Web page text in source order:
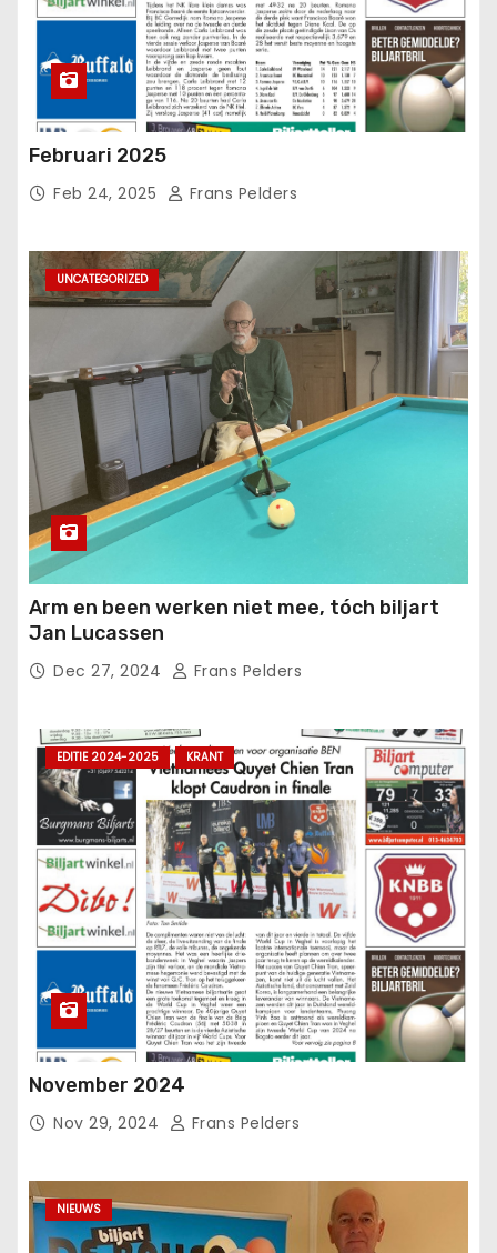
Februari 2025
Feb 24, 2025 Frans Pelders
UNCATEGORIZED
Arm en been werken niet mee, tóch biljart
Jan Lucassen
Dec 27, 2024 Frans Pelders
EDITIE 2024-2025 KRANT
November 2024
Nov 29, 2024 Frans Pelders
NIEUWS